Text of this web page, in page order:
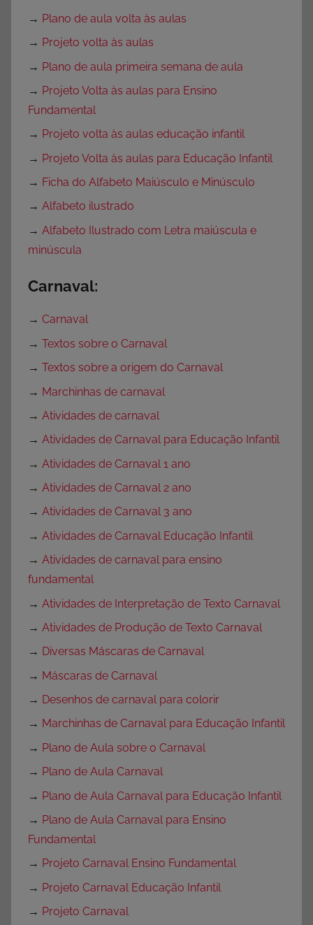
→ Plano de aula volta às aulas
→ Projeto volta às aulas
→ Plano de aula primeira semana de aula
→ Projeto Volta às aulas para Ensino
Fundamental
→ Projeto volta às aulas educação infantil
→ Projeto Volta às aulas para Educação Infantil
→ Ficha do Alfabeto Maiúsculo e Minúsculo
→ Alfabeto ilustrado
→ Alfabeto Ilustrado com Letra maiúscula e
minúscula
Carnaval:
→ Carnaval
→ Textos sobre o Carnaval
→ Textos sobre a origem do Carnaval
→ Marchinhas de carnaval
→ Atividades de carnaval
→ Atividades de Carnaval para Educação Infantil
→ Atividades de Carnaval 1 ano
→ Atividades de Carnaval 2 ano
→ Atividades de Carnaval 3 ano
→ Atividades de Carnaval Educação Infantil
→ Atividades de carnaval para ensino
fundamental
→ Atividades de Interpretação de Texto Carnaval
→ Atividades de Produção de Texto Carnaval
→ Diversas Máscaras de Carnaval
→ Máscaras de Carnaval
→ Desenhos de carnaval para colorir
→ Marchinhas de Carnaval para Educação Infantil
→ Plano de Aula sobre o Carnaval
→ Plano de Aula Carnaval
→ Plano de Aula Carnaval para Educação Infantil
→ Plano de Aula Carnaval para Ensino
Fundamental
→ Projeto Carnaval Ensino Fundamental
→ Projeto Carnaval Educação Infantil
→ Projeto Carnaval